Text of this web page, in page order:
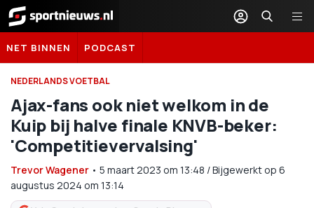
Sportnieuws.nl
NET BINNEN PODCAST
NEDERLANDS VOETBAL
Ajax-fans ook niet welkom in de
Kuip bij halve finale KNVB-beker:
'Competitievervalsing'
Trevor Wagener • 5 maart 2023 om 13:48 /Bijgewerkt op 6
augustus 2024 om 13:14